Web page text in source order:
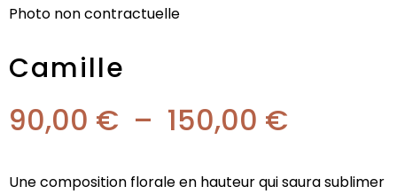
Photo non contractuelle
Camille
90,00 € – 150,00 €
Une composition florale en hauteur qui saura sublimer